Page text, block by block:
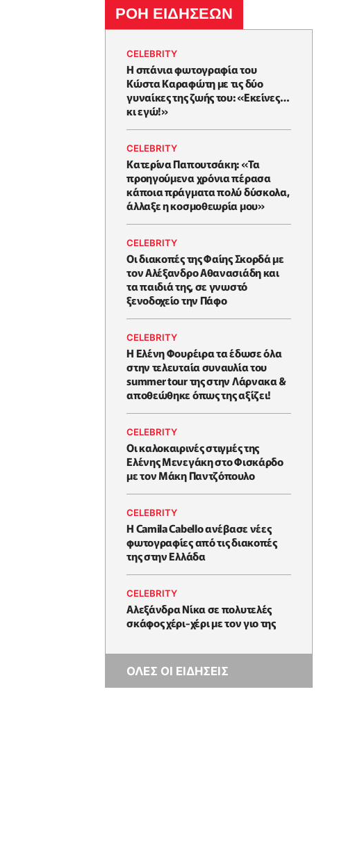
ΡΟΗ ΕΙΔΗΣΕΩΝ
CELEBRITY
Η σπάνια φωτογραφία του
Κώστα Καραφώτη με τις δύο
γυναίκες της ζωής του: «Εκείνες…
κι εγώ!»
CELEBRITY
Κατερίνα Παπουτσάκη: «Τα
προηγούμενα χρόνια πέρασα
κάποια πράγματα πολύ δύσκολα,
άλλαξε η κοσμοθεωρία μου»
CELEBRITY
Οι διακοπές της Φαίης Σκορδά με
τον Αλέξανδρο Αθανασιάδη και
τα παιδιά της, σε γνωστό
ξενοδοχείο την Πάφο
CELEBRITY
Η Ελένη Φουρέιρα τα έδωσε όλα
στην τελευταία συναυλία του
summer tour της στην Λάρνακα &
αποθεώθηκε όπως της αξίζει!
CELEBRITY
Oι καλοκαιρινές στιγμές της
Ελένης Μενεγάκη στο Φισκάρδο
με τον Μάκη Παντζόπουλο
CELEBRITY
Η Camila Cabello ανέβασε νέες
φωτογραφίες από τις διακοπές
της στην Ελλάδα
CELEBRITY
Αλεξάνδρα Νίκα σε πολυτελές
σκάφος χέρι-χέρι με τον γιο της
ΟΛΕΣ ΟΙ ΕΙΔΗΣΕΙΣ